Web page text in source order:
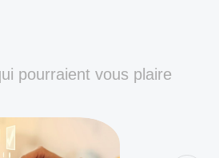
pourraient vous plaire